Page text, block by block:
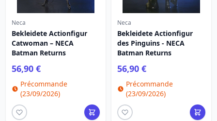
Neca
Bekleidete Actionfigur
Catwoman – NECA
Batman Returns
56,90 €
Précommande
(23/09/2026)
Neca
Bekleidete Actionfigur
des Pinguins - NECA
Batman Returns
56,90 €
Précommande
(23/09/2026)